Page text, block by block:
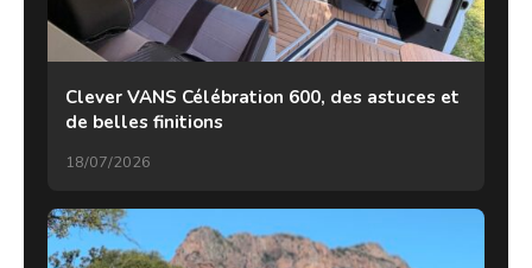
Clever VANS Célébration 600, des astuces et
de belles finitions
18/07/2026